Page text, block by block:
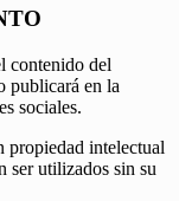
contenido del
publicará en la
sociales.
propiedad intelectual
ser utilizados sin su